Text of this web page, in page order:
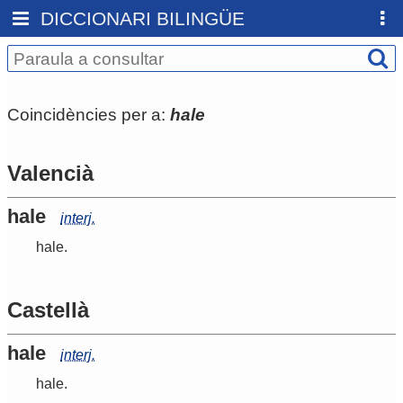
DICCIONARI BILINGÜE
Coincidències per a: hale
Valencià
hale
interj.
hale.
Castellà
hale
interj.
hale.